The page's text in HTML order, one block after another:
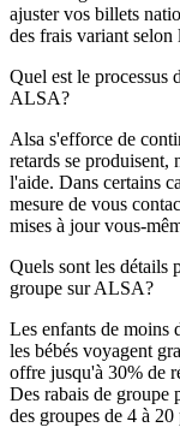
ajuster vos billets
des frais variant selon
Quel est le processus
ALSA?
Alsa s'efforce de
retards se produisent,
l'aide. Dans certains
mesure de vous
mises à jour vous-
Quels sont les détails
groupe sur ALSA?
Les enfants de moins
les bébés voyagent
offre jusqu'à 30% de
Des rabais de groupe
des groupes de 4 à 20